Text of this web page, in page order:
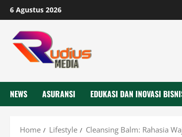
Skip
to
content
6 Agustus 2026
NEWS ASURANSI EDUKASI DAN INOVASI
Home Lifestyle Cleansing Balm: Rahasia